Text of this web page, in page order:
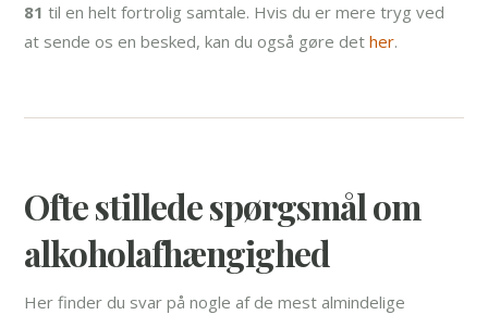
81 til en helt fortrolig samtale. Hvis du er mere tryg ved
at sende os en besked, kan du også gøre dether.
Ofte stillede spørgsmål om
alkoholafhængighed
Her finder du svar på nogle af de mest almindelige